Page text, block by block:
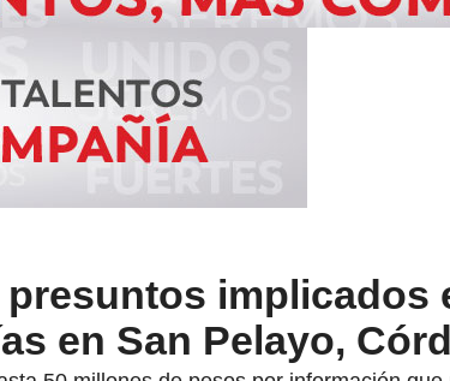
implicados
en San Pelayo,